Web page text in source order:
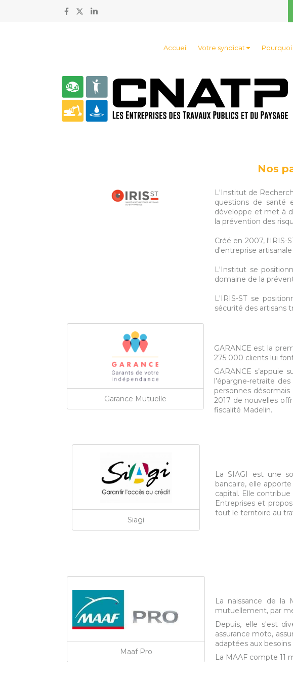
Accueil Votre syndicat
Nos
L'Institut de
questions de santé
développe et met à
la prévention des
Créé en 2007, l'IRIS-
d'entreprise
L'Institut se
domaine de la
L'IRIS-ST se
sécurité des artisans
Garance Mutuelle
GARANCE est la
275 000 clients lui
GARANCE s’appuie
l’épargne-retraite
personnes
2017 de nouvelles
fiscalité Madelin.
Siagi
La SIAGI est une
bancaire, elle
capital. Elle
Entreprises et
tout le territoire au
Maaf Pro
La naissance de la
mutuellement, par
Depuis, elle s'est
assurance moto,
adaptées aux
La MAAF compte 11